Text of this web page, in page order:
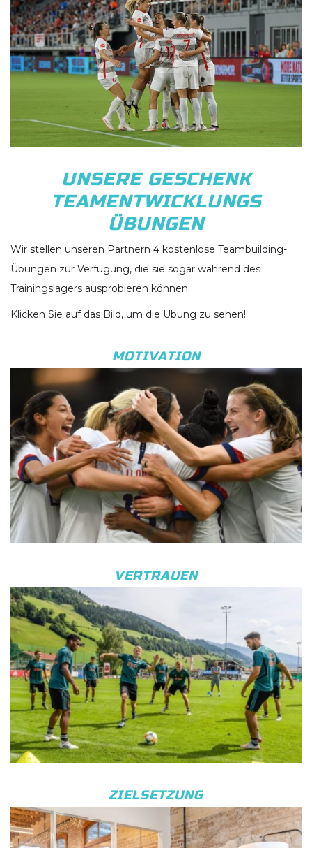
UNSERE GESCHENK
TEAMENTWICKLUNGS
ÜBUNGEN
Wir stellen unseren Partnern 4 kostenlose Teambuilding-
Übungen zur Verfügung, die sie sogar während des
Trainingslagers ausprobieren können.
Klicken Sie auf das Bild, um die Übung zu sehen!
MOTIVATION
VERTRAUEN
ZIELSETZUNG